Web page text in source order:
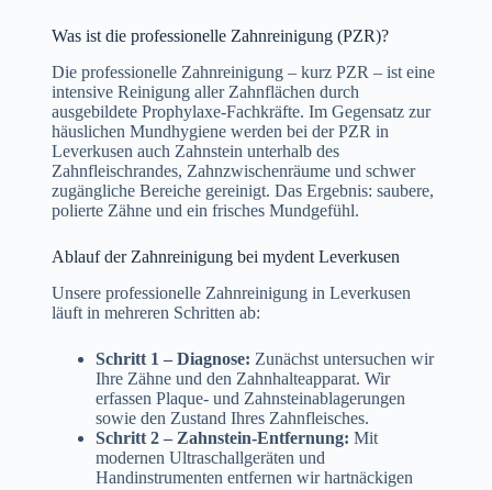
Was ist die professionelle Zahnreinigung (PZR)?
Die professionelle Zahnreinigung – kurz PZR – ist eine
intensive Reinigung aller Zahnflächen durch
ausgebildete Prophylaxe-Fachkräfte. Im Gegensatz zur
häuslichen Mundhygiene werden bei der PZR in
Leverkusen auch Zahnstein unterhalb des
Zahnfleischrandes, Zahnzwischenräume und schwer
zugängliche Bereiche gereinigt. Das Ergebnis: saubere,
polierte Zähne und ein frisches Mundgefühl.
Ablauf der Zahnreinigung bei mydent Leverkusen
Unsere professionelle Zahnreinigung in Leverkusen
läuft in mehreren Schritten ab:
Schritt 1 – Diagnose: Zunächst untersuchen wir
Ihre Zähne und den Zahnhalteapparat. Wir
erfassen Plaque- und Zahnsteinablagerungen
sowie den Zustand Ihres Zahnfleisches.
Schritt 2 – Zahnstein-Entfernung: Mit
modernen Ultraschallgeräten und
Handinstrumenten entfernen wir hartnäckigen